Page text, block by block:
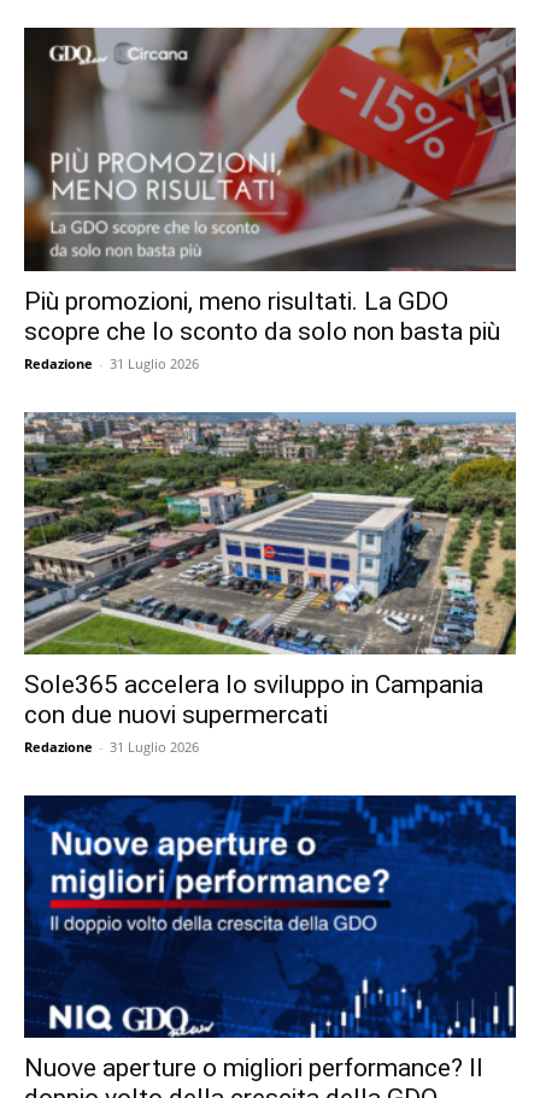
Più promozioni, meno risultati. La GDO
scopre che lo sconto da solo non basta più
Redazione - 31 Luglio 2026
Sole365 accelera lo sviluppo in Campania
con due nuovi supermercati
Redazione - 31 Luglio 2026
Nuove aperture o migliori performance? Il